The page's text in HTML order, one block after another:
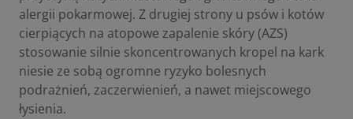
alergii pokarmowej. Z drugiej strony u psów i kotów
cierpiących na atopowe zapalenie skóry (AZS)
stosowanie silnie skoncentrowanych kropel na kark
niesie ze sobą ogromne ryzyko bolesnych
podrażnień, zaczerwienień, a nawet miejscowego
łysienia.